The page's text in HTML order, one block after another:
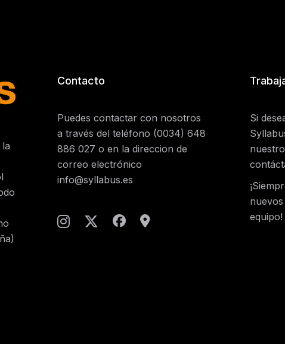
Contacto
Puedes contactar con nosotros
a través del teléfono (0034) 648
886 027 o en la direccion de
correo electrónico
info@syllabus.es
Si
equipo!